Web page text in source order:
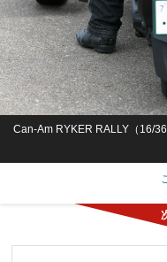
Can-Am RYKER RALLY（16/36